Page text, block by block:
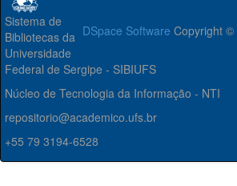
DSpace Software Copyright ©
Sistema de
Bibliotecas da
Universidade
Federal de Sergipe - SIBIUFS
Núcleo de Tecnologia da Informação - NTI
repositorio@academico.ufs.br
+55 79 3194-6528